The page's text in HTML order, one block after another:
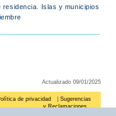
Islas y municipios
Actualizado 09/01/2025
de privacidad
Sugerencias
y Reclamaciones